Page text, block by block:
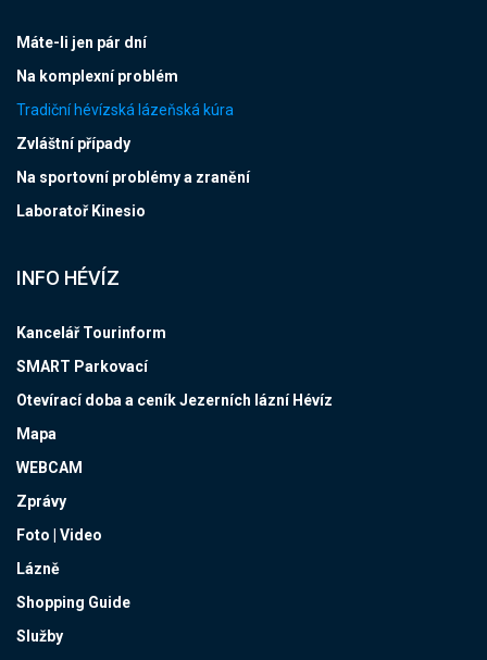
Máte-li jen pár dní
Na komplexní problém
Tradiční hévízská lázeňská kúra
Zvláštní případy
Na sportovní problémy a zranění
Laboratoř Kinesio
INFO HÉVÍZ
Kancelář Tourinform
SMART Parkovací
Otevírací doba a ceník Jezerních lázní Hévíz
Mapa
WEBCAM
Zprávy
Foto | Video
Lázně
Shopping Guide
Služby